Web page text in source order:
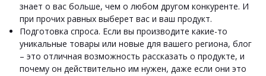
знает о вас больше, чем о любом другом конкуренте. И
при прочих равных выберет вас и ваш продукт.
Подготовка спроса. Если вы производите какие-то
уникальные товары или новые для вашего региона, блог
– это отличная возможность рассказать о продукте, и
почему он действительно им нужен, даже если они это